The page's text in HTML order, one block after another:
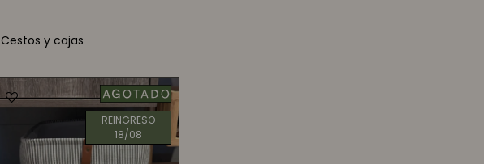
Cestos y cajas
REINGRESO
18/08